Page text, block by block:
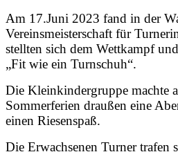
Am 17.Juni 2023 fand in der
Vereinsmeisterschaft für
stellten sich dem Wettkampf
„Fit wie ein Turnschuh“.
Die Kleinkindergruppe machte
Sommerferien draußen eine
einen Riesenspaß.
Die Erwachsenen Turner trafen